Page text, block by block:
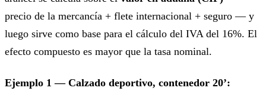
precio de la mercancía + flete internacional + seguro — y
luego sirve como base para el cálculo del IVA del 16%. El
efecto compuesto es mayor que la tasa nominal.
Ejemplo 1 — Calzado deportivo, contenedor 20’: